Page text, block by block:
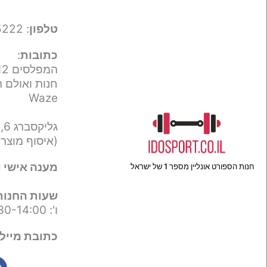
חנות הספורט אונליין מספר 1 של ישראל
טלפון: 050-9695222
כתובות:
המפלסים 12,
חנות
Waze
גליקסברג 6,
(איסוף
מענה אישי
שעות
ו': 09:30-14:00
כתובת